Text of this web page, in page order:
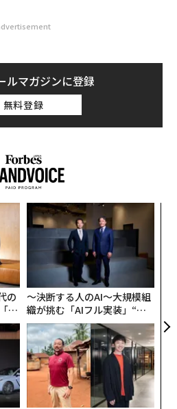
ルマガジンに登録
無料登録
の
超
ウ
〜決断する人のAI〜大規模組
織が挑む「AIフル実装」“使
う”企業から“動く”企業へ【N
TTドコモビジネス×PwC】